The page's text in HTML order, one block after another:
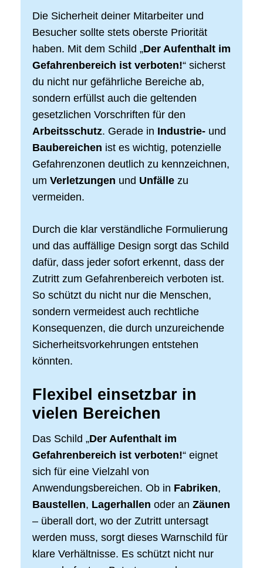
Die Sicherheit deiner Mitarbeiter und
Besucher sollte stets oberste Priorität
haben. Mit dem Schild „Der Aufenthalt im
Gefahrenbereich ist verboten!“ sicherst
du nicht nur gefährliche Bereiche ab,
sondern erfüllst auch die geltenden
gesetzlichen Vorschriften für den
Arbeitsschutz. Gerade in Industrie- und
Baubereichen ist es wichtig, potenzielle
Gefahrenzonen deutlich zu kennzeichnen,
um Verletzungen und Unfälle zu
vermeiden.
Durch die klar verständliche Formulierung
und das auffällige Design sorgt das Schild
dafür, dass jeder sofort erkennt, dass der
Zutritt zum Gefahrenbereich verboten ist.
So schützt du nicht nur die Menschen,
sondern vermeidest auch rechtliche
Konsequenzen, die durch unzureichende
Sicherheitsvorkehrungen entstehen
könnten.
Flexibel einsetzbar in
vielen Bereichen
Das Schild „Der Aufenthalt im
Gefahrenbereich ist verboten!“ eignet
sich für eine Vielzahl von
Anwendungsbereichen. Ob in Fabriken,
Baustellen, Lagerhallen oder an Zäunen
– überall dort, wo der Zutritt untersagt
werden muss, sorgt dieses Warnschild für
klare Verhältnisse. Es schützt nicht nur